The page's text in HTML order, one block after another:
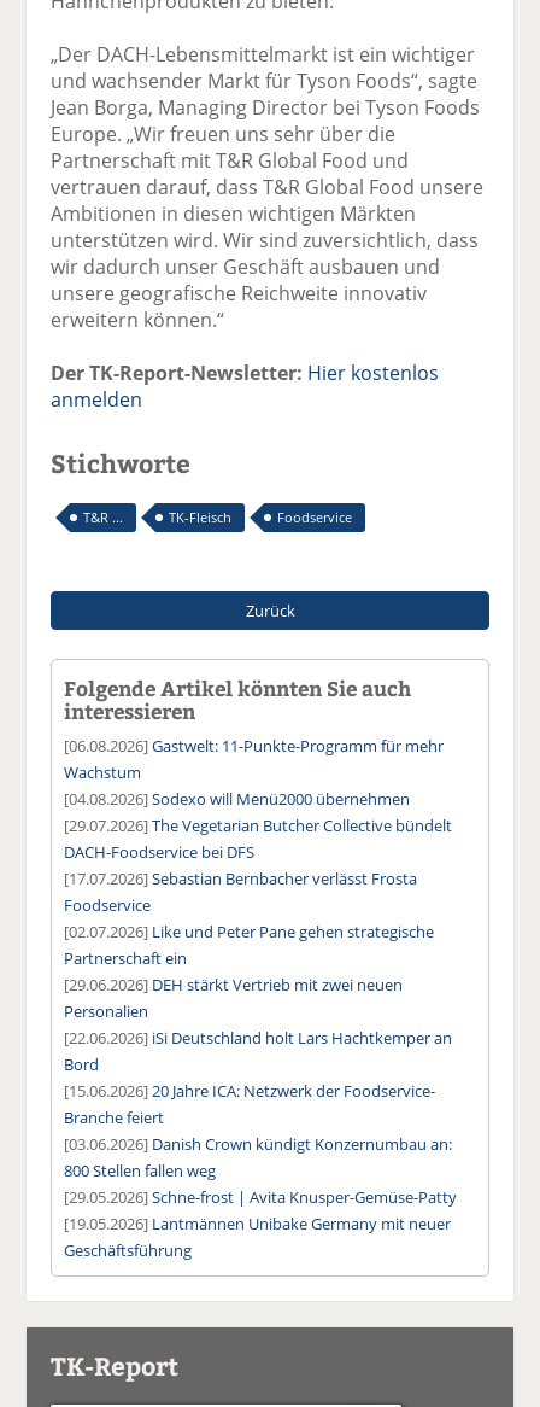
„Der DACH-Lebensmittelmarkt ist ein wichtiger
und wachsender Markt für Tyson Foods“, sagte
Jean Borga, Managing Director bei Tyson Foods
Europe. „Wir freuen uns sehr über die
Partnerschaft mit T&R Global Food und
vertrauen darauf, dass T&R Global Food unsere
Ambitionen in diesen wichtigen Märkten
unterstützen wird. Wir sind zuversichtlich, dass
wir dadurch unser Geschäft ausbauen und
unsere geografische Reichweite innovativ
erweitern können.“
Der TK-Report-Newsletter: Hier kostenlos
anmelden
Stichworte
T&R ... TK-Fleisch Foodservice
Zurück
Folgende Artikel könnten Sie auch
interessieren
[06.08.2026]Gastwelt: 11-Punkte-Programm für mehr
Wachstum
[04.08.2026]Sodexo will Menü2000 übernehmen
[29.07.2026]The Vegetarian Butcher Collective bündelt
DACH-Foodservice bei DFS
[17.07.2026]Sebastian Bernbacher verlässt Frosta
Foodservice
[02.07.2026] Like und Peter Pane gehen strategische
Partnerschaft ein
[29.06.2026] DEH stärkt Vertrieb mit zwei neuen
Personalien
[22.06.2026] iSi Deutschland holt Lars Hachtkemper an
Bord
[15.06.2026]20 Jahre ICA: Netzwerk der Foodservice-
Branche feiert
[03.06.2026] Danish Crown kündigt Konzernumbau an:
800 Stellen fallen weg
[29.05.2026]Schne-frost | Avita Knusper-Gemüse-Patty
[19.05.2026] Lantmännen Unibake Germany mit neuer
Geschäftsführung
TK-Report